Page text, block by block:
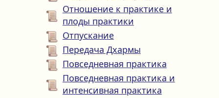
Отношение к практике и
плоды практики
Отпускание
Передача Дхармы
Повседневная практика
Повседневная практика и
интенсивная практика